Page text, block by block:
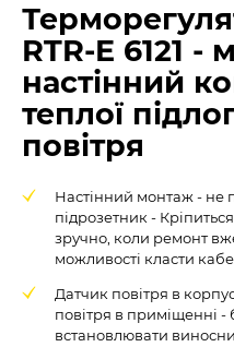
RTR-E 6121 -
настінний
теплої
повітря
Настінний монтаж - не
підрозетник -
зручно, коли ремонт
можливості класти
Датчик повітря в
повітря в приміщенні -
встановлювати